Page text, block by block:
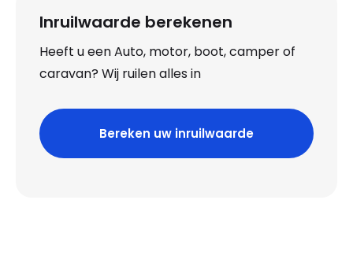
Inruilwaarde berekenen
Heeft u een Auto, motor, boot, camper of
caravan? Wij ruilen alles in
Bereken uw inruilwaarde